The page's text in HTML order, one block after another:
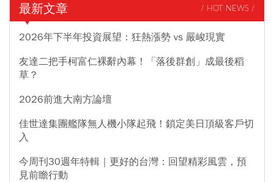
最新文章 / HOT NEWS /
2026年下半年投資展望：狂熱漲勢 vs 嚴峻現實
友達二把手柯富仁裸辭內幕！「落後群創」成最後稻
草？
2026前進大南方論壇
佳世達集團艦隊無人機小隊起飛！鎖定美日頂級客戶切
入
今周刊30週年特輯｜更好的台灣：回望精彩風雲，預
見前瞻行動